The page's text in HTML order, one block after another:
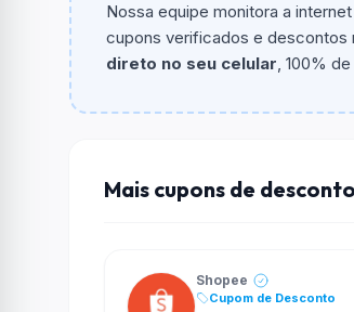
Qual é o desconto máximo?
Não informado ou sem limite.
Nossa equipe monitora a
cupons verificados e descontos
direto no seu celular, 100%
Mais cupons de desconto
Shopee
Cupom de Desconto